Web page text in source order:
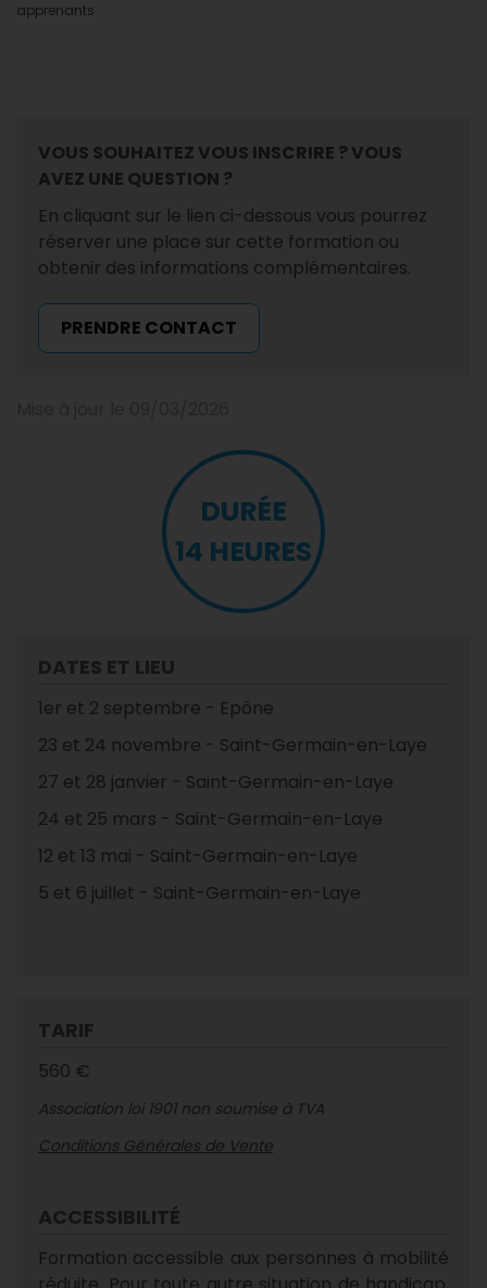
apprenants
VOUS SOUHAITEZ VOUS INSCRIRE ? VOUS
AVEZ UNE QUESTION ?
En cliquant sur le lien ci-dessous vous pourrez
réserver une place sur cette formation ou
obtenir des informations complémentaires.
PRENDRE CONTACT
DURÉE
14 HEURES
DATES ET LIEU
1er et 2 septembre - Epône
23 et 24 novembre - Saint-Germain-en-Laye
27 et 28 janvier - Saint-Germain-en-Laye
24 et 25 mars - Saint-Germain-en-Laye
12 et 13 mai - Saint-Germain-en-Laye
5 et 6 juillet - Saint-Germain-en-Laye
TARIF
560 €
Association loi 1901 non soumise à TVA
Conditions Générales de Vente
ACCESSIBILITÉ
Formation accessible aux personnes à mobilité